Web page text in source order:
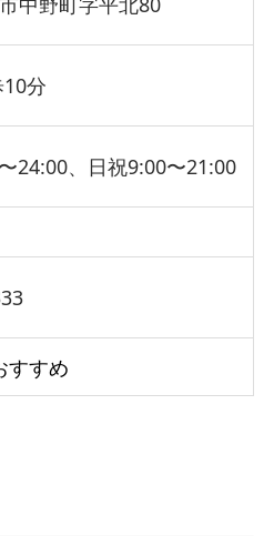
分
24:00、日祝9:00〜21:00
すすめ